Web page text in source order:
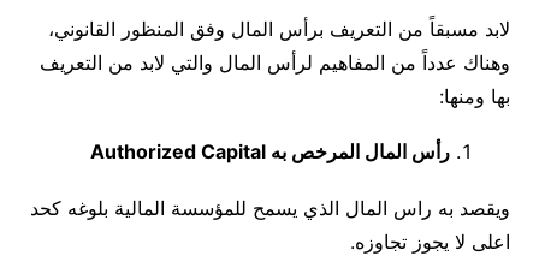
لابد مسبقاً من التعريف برأس المال وفق المنظور القانوني،
وهناك عدداً من المفاهيم لرأس المال والتي لابد من التعريف
بها ومنها:
رأس المال المرخص به Authorized Capital
ويقصد به راس المال الذي يسمح للمؤسسة المالية بلوغه كحد
اعلى لا يجوز تجاوزه.